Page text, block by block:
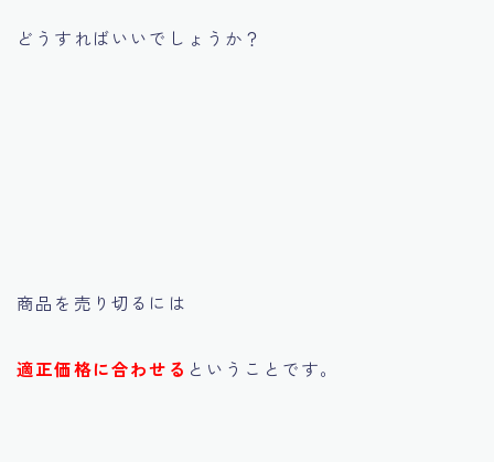
どうすればいいでしょうか？
商品を売り切るには
適正価格に合わせる ということです。